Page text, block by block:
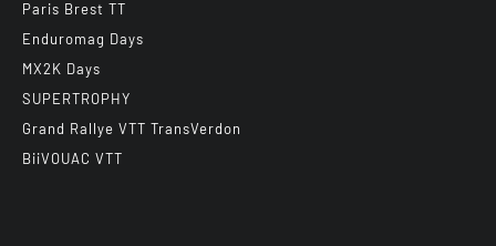
Paris Brest TT
Enduromag Days
MX2K Days
SUPERTROPHY
Grand Rallye VTT TransVerdon
BiiVOUAC VTT